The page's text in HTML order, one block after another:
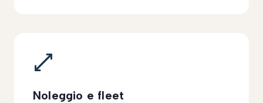
Noleggio e fleet